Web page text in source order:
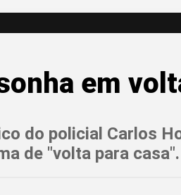
em
do policial Carlos
de "volta para casa".